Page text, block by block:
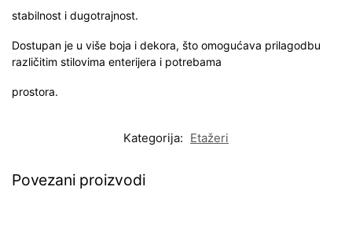
stabilnost i dugotrajnost.
Dostupan je u više boja i dekora, što omogućava prilagodbu
različitim stilovima enterijera i potrebama
prostora.
Kategorija: Etažeri
Povezani proizvodi